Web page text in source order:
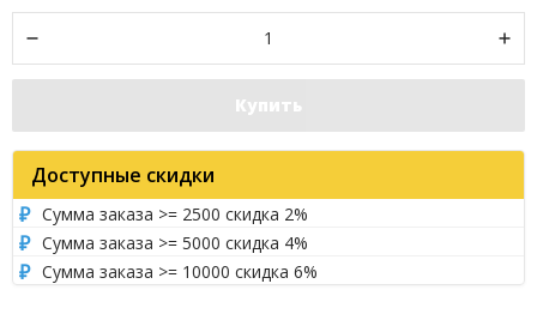
Купить
Доступные скидки
Сумма заказа >= 2500 скидка 2%
Сумма заказа >= 5000 скидка 4%
Сумма заказа >= 10000 скидка 6%